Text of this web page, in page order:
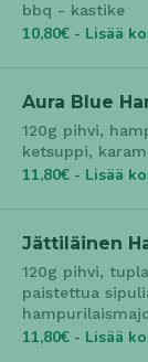
bbq - kastike
10,80€ - Lisää
Aura Blue
120g pihvi,
ketsuppi,
11,80€ - Lisää
Jättiläinen
120g pihvi,
paistettua
11,80€ - Lisää